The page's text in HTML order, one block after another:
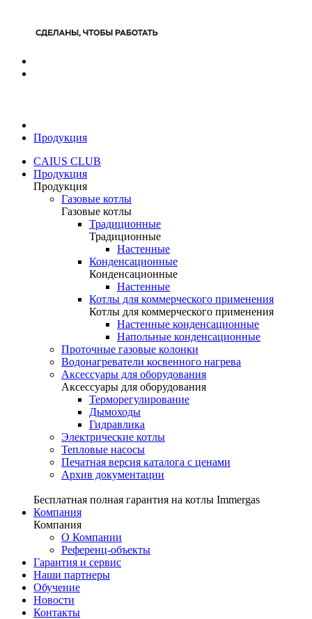
Продукция
CAIUS CLUB
Продукция
Продукция
Газовые котлы
Газовые котлы
Традиционные
Традиционные
Настенные
Конденсационные
Конденсационные
Настенные
Котлы для коммерческого применения
Котлы для коммерческого применения
Настенные конденсационные
Напольные конденсационные
Проточные газовые колонки
Водонагреватели косвенного нагрева
Аксессуары для оборудования
Аксессуары для оборудования
Терморегулирование
Дымоходы
Гидравлика
Электрические котлы
Тепловые насосы
Печатная версия каталога с ценами
Архив документации
Бесплатная полная гарантия на котлы Immergas
Компания
Компания
О Компании
Референц-объекты
Гарантия и сервис
Наши партнеры
Обучение
Новости
Контакты